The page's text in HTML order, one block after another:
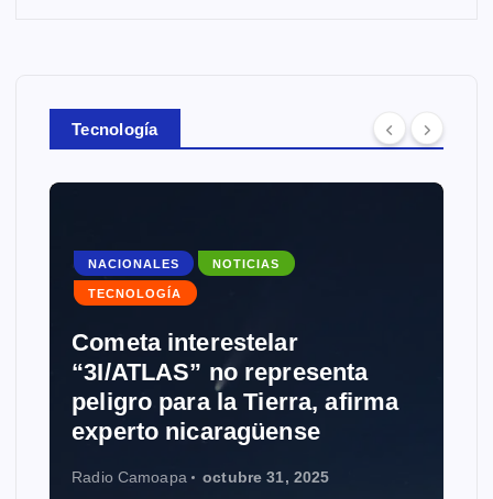
Tecnología
NACIONALES NOTICIAS
TECNOLOGÍA
Cometa interestelar
“3I/ATLAS” no representa
peligro para la Tierra, afirma
experto nicaragüense
Radio Camoapa octubre 31, 2025